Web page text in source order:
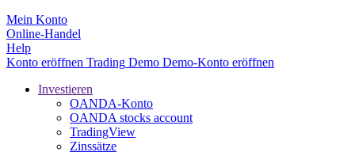
Mein Konto
Online-Handel
Help
Konto eröffnen Trading Demo Demo-Konto eröffnen
Investieren
OANDA-Konto
OANDA stocks account
TradingView
Zinssätze